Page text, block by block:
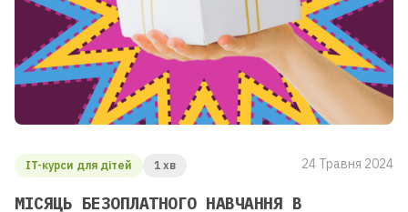
IT-курси для дітей 1 хв 24 Травня 2024
МІСЯЦЬ БЕЗОПЛАТНОГО НАВЧАННЯ В